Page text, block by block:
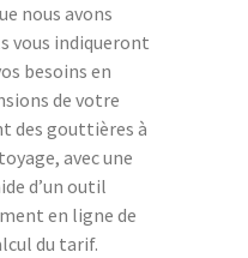
nous avons
vous indiqueront
besoins en
de votre
des gouttières à
avec une
d’un outil
en ligne de
du tarif.